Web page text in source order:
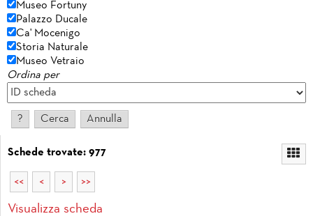
Museo Fortuny
Palazzo Ducale
Ca' Mocenigo
Storia Naturale
Museo Vetraio
Ordina per
Schede trovate: 977
<< < > >>
Visualizza scheda